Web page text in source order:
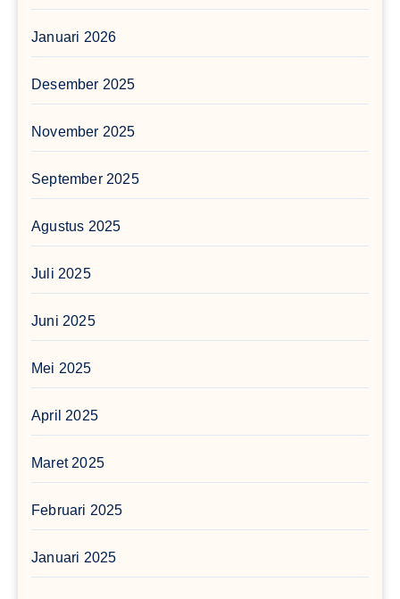
Januari 2026
Desember 2025
November 2025
September 2025
Agustus 2025
Juli 2025
Juni 2025
Mei 2025
April 2025
Maret 2025
Februari 2025
Januari 2025